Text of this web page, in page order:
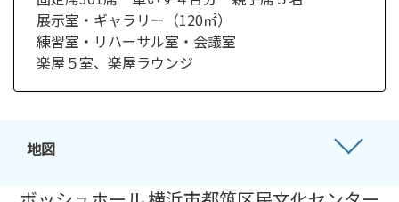
展⽰室・ギャラリー（120㎡）
練習室・リハーサル室・会議室
楽屋５室、楽屋ラウンジ
地図